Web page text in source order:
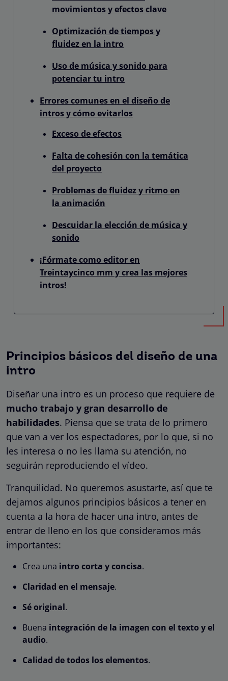
movimientos y efectos clave
Optimización de tiempos y
fluidez en la intro
Uso de música y sonido para
potenciar tu intro
Errores comunes en el diseño de
intros y cómo evitarlos
Exceso de efectos
Falta de cohesión con la temática
del proyecto
Problemas de fluidez y ritmo en
la animación
Descuidar la elección de música y
sonido
¡Fórmate como editor en
Treintaycinco mm y crea las mejores
intros!
Principios básicos del diseño de una
intro
Diseñar una intro es un proceso que requiere de
mucho trabajo y gran desarrollo de
habilidades. Piensa que se trata de lo primero
que van a ver los espectadores, por lo que, si no
les interesa o no les llama su atención, no
seguirán reproduciendo el vídeo.
Tranquilidad. No queremos asustarte, así que te
dejamos algunos principios básicos a tener en
cuenta a la hora de hacer una intro, antes de
entrar de lleno en los que consideramos más
importantes:
Crea una intro corta y concisa.
Claridad en el mensaje.
Sé original.
Buena integración de la imagen con el texto y el
audio.
Calidad de todos los elementos.